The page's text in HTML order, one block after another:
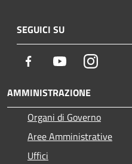
SEGUICI SU
Facebook YoutubeInstagram
AMMINISTRAZIONE
Organi di Governo
Aree Amministrative
Uffici